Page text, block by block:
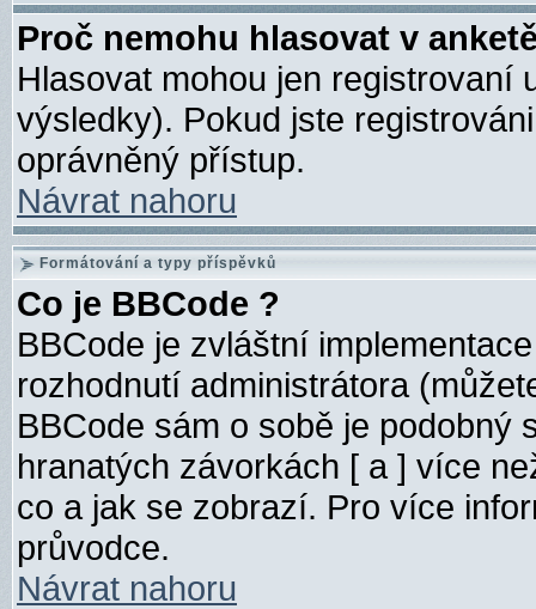
Proč nemohu hlasovat v
Hlasovat mohou jen registrovaní
výsledky). Pokud jste
oprávněný přístup.
Návrat nahoru
Formátování a typy příspěvků
Co je BBCode ?
BBCode je zvláštní
rozhodnutí administrátora
BBCode sám o sobě je podobný
hranatých závorkách [ a ] více
co a jak se zobrazí. Pro více
průvodce.
Návrat nahoru